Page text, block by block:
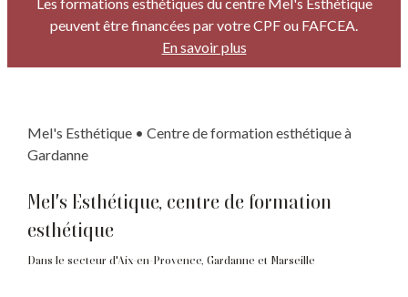
peuvent être financées par votre CPF ou FAFCEA.
En savoir plus
Mel's Esthétique • Centre de formation esthétique à
Gardanne
Mel's Esthétique, centre de formation
esthétique
Dans le secteur d'Aix-en-Provence, Gardanne et Marseille